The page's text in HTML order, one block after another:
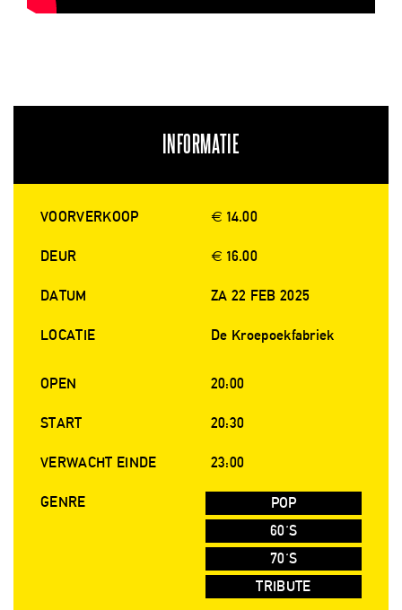
INFORMATIE
VOORVERKOOP € 14.00
DEUR € 16.00
DATUM ZA 22 FEB 2025
LOCATIE De Kroepoekfabriek
OPEN 20:00
START 20:30
VERWACHT EINDE 23:00
GENRE
POP
60'S
70'S
TRIBUTE